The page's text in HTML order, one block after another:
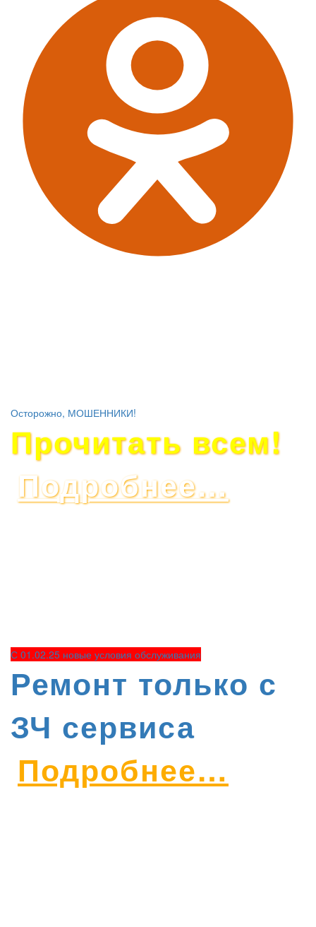
Осторожно, МОШЕННИКИ!
Прочитать всем!
Подробнее…
С 01.02.25 новые условия обслуживания
Ремонт только с
ЗЧ сервиса
Подробнее…